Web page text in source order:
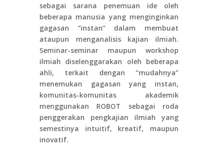
sebagai sarana penemuan ide oleh
beberapa manusia yang menginginkan
gagasan “instan” dalam membuat
ataupun menganalisis kajian ilmiah.
Seminar-seminar maupun workshop
ilmiah diselenggarakan oleh beberapa
ahli, terkait dengan “mudahnya”
menemukan gagasan yang instan,
komunitas-komunitas akademik
menggunakan ROBOT sebagai roda
penggerakan pengkajian ilmiah yang
semestinya intuitif, kreatif, maupun
inovatif.